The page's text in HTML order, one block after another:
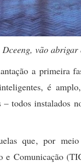
vão
a primeira
é
todos instalados
que, por
e Comunicação